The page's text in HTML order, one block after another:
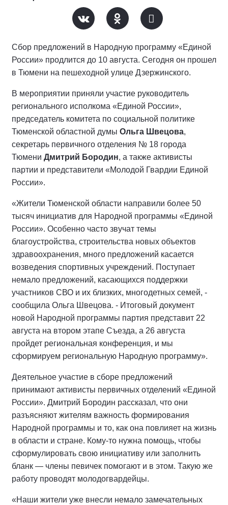
Сбор предложений в Народную программу «Единой
России» продлится до 10 августа. Сегодня он прошел
в Тюмени на пешеходной улице Дзержинского.
В мероприятии приняли участие руководитель
регионального исполкома «Единой России»,
председатель комитета по социальной политике
Тюменской областной думы Ольга Швецова,
секретарь первичного отделения № 18 города
Тюмени Дмитрий Бородин, а также активисты
партии и представители «Молодой Гвардии Единой
России».
«Жители Тюменской области направили более 50
тысяч инициатив для Народной программы «Единой
России». Особенно часто звучат темы
благоустройства, строительства новых объектов
здравоохранения, много предложений касается
возведения спортивных учреждений. Поступает
немало предложений, касающихся поддержки
участников СВО и их близких, многодетных семей, -
сообщила Ольга Швецова. - Итоговый документ
новой Народной программы партия представит 22
августа на втором этапе Съезда, а 26 августа
пройдет региональная конференция, и мы
сформируем региональную Народную программу».
Деятельное участие в сборе предложений
принимают активисты первичных отделений «Единой
России». Дмитрий Бородин рассказал, что они
разъясняют жителям важность формирования
Народной программы и то, как она повлияет на жизнь
в области и стране. Кому-то нужна помощь, чтобы
сформулировать свою инициативу или заполнить
бланк — члены певичек помогают и в этом. Такую же
работу проводят молодогвардейцы.
«Наши жители уже внесли немало замечательных